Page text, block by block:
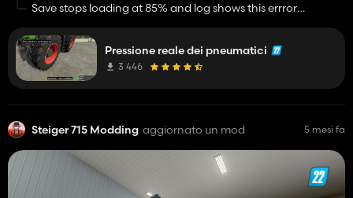
Save stops loading at 85% and log shows this errror
argument #1 to 'ipairs' (table expected, got nil)
Pressione reale dei pneumatici
3 446
Steiger 715 Modding aggiornato un mod 5 mesi fa